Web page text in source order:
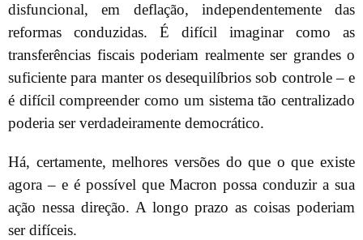
disfuncional, em deflação, independentemente das
reformas conduzidas. É difícil imaginar como as
transferências fiscais poderiam realmente ser grandes o
suficiente para manter os desequilíbrios sob controle – e
é difícil compreender como um sistema tão centralizado
poderia ser verdadeiramente democrático.
Há, certamente, melhores versões do que o que existe
agora – e é possível que Macron possa conduzir a sua
ação nessa direção. A longo prazo as coisas poderiam
ser difíceis.